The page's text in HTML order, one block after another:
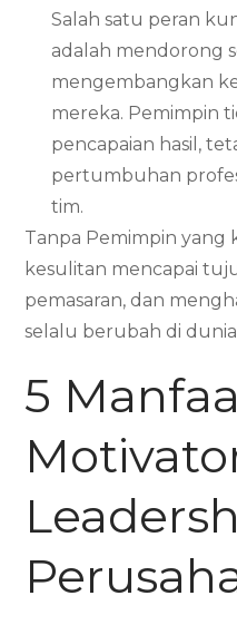
Salah satu peran
adalah mendorong
mengembangkan
mereka. Pemimpin
pencapaian hasil,
pertumbuhan
tim.
Tanpa Pemimpin yang
kesulitan mencapai
pemasaran, dan
selalu berubah di dunia
5